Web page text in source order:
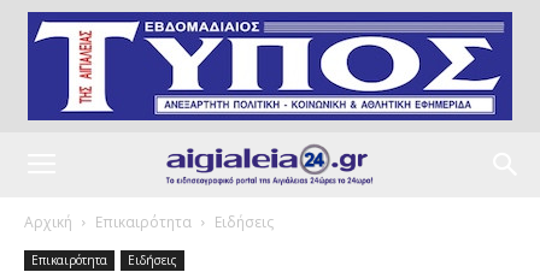
Αρχική Επικαιρότητα Ειδήσεις
Επικαιρότητα Ειδήσεις